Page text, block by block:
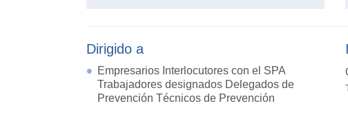
Dirigido a
Empresarios Interlocutores con el SPA
Trabajadores designados Delegados de
Prevención Técnicos de Prevención